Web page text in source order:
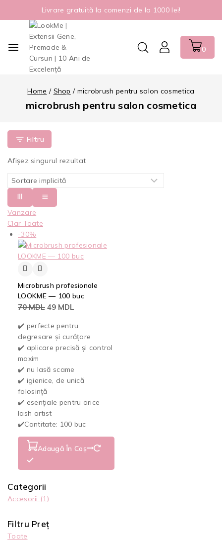
Livrare gratuită la comenzi de la 1000 lei!
0
Home / Shop / microbrush pentru salon cosmetica
microbrush pentru salon cosmetica
Filtru
Afișez singurul rezultat
Vanzare
Clar Toate
-30%
Microbrush profesionale
LOOKME — 100 buc
70MDL 49 MDL
✔️ perfecte pentru
degresare și curățare
✔️ aplicare precisă și control
maxim
✔️ nu lasă scame
✔️ igienice, de unică
folosință
✔️ esențiale pentru orice
lash artist
✔️Cantitate: 100 buc
Adaugă În Coș
Categorii
Accesorii (1)
Filtru Preț
Toate